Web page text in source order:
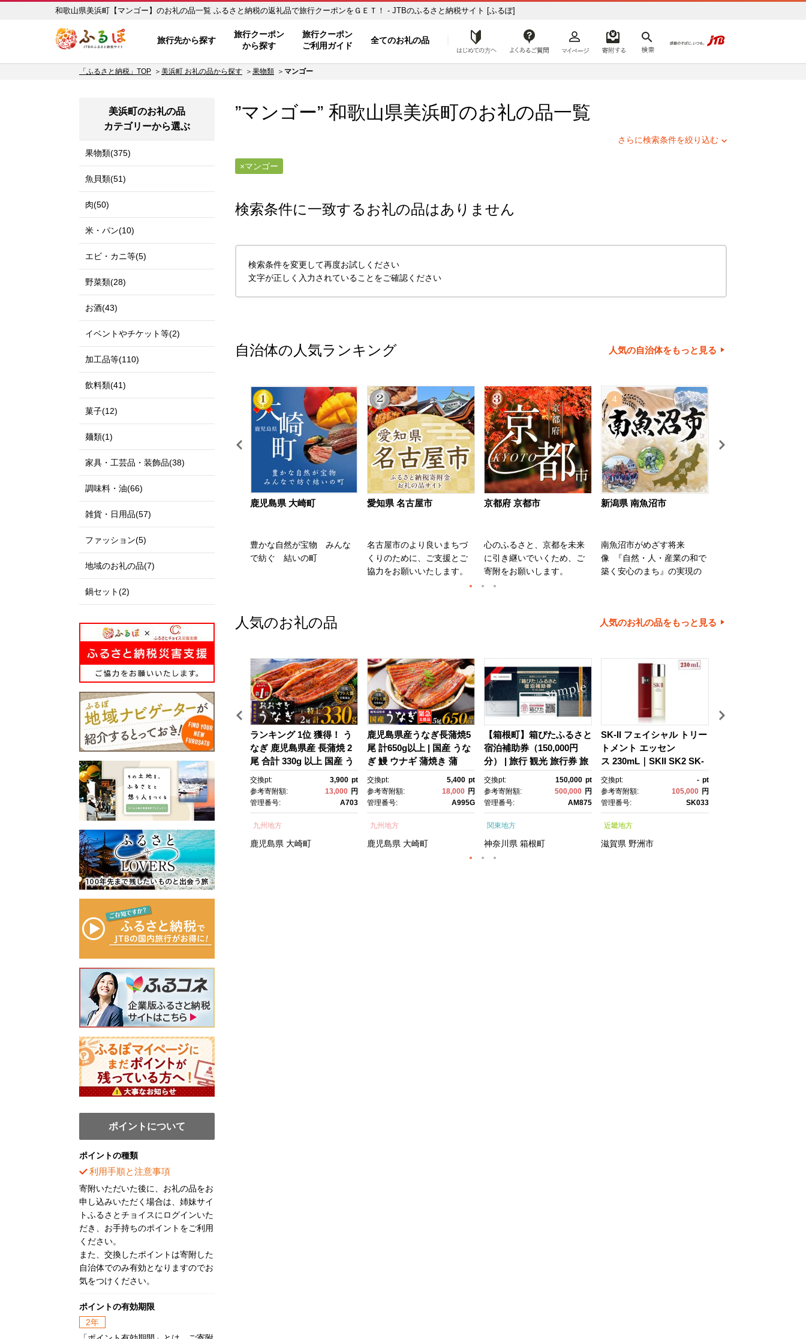
和歌山県美浜町【マンゴー】のお礼の品一覧 ふるさと納税の返礼品で旅行クーポンをＧＥＴ！ - JTBのふるさと納税サイト [ふるぽ]
旅行先から探す
旅行クーポン
から探す
旅行クーポン
ご利用ガイド
全てのお礼の品 はじめての方へ
「ふるさと納税」TOP 美浜町 お礼の品から探す 果物類 マンゴー
”マンゴー” 和歌山県美浜町のお礼の品一覧
さらに検索条件を絞り込む
マンゴー
検索条件に一致するお礼の品はありません
検索条件を変更して再度お試しください
文字が正しく入力されていることをご確認ください
自治体の人気ランキング 人気の自治体をもっと見る
私たちのまち北栄町は、鳥
口約14,000人の町です。
松の景色が美しい北条砂丘
を望む黒ぼく地帯の丘陵地
があり、豊かな自然に囲ま
この豊かな自然環境を生か
し、スイカ、ぶどう、らっ
きょう、長芋などさまざま
な魅力ある農産物が生み出
また、漫画「名探偵コナ
ン」の作者である青山剛昌
に「名探偵コナン」の装飾
が施されたコナン駅（JR由
良駅）や青山氏の思い出の
所蔵物や作品が展示された
青山剛昌ふるさと館をはじ
め、駅から青山剛昌ふるさ
と館までの約1.4kmを「コナ
ン通り」と名付け、キャラ
クターのブロンズ像やカラ
ーオブジェが点在するなど
「名探偵コナンに会えるま
ち」づくりを進めていま
町を応援していただけるみ
まちづくりを進めていきま
みなさまの応援をよろしく
12
島根県 出雲市
出雲市は、「神話の國出
とともに、出雲大社、荒神
豊かな自然に恵まれた地域
です。
「元気な出雲、活力のある
出雲、笑顔の絶えない出
雲」をモットーに、全国に
誇れる都市づくり、愛着と
誇りが持てる故郷づくりを
展開しています。
出雲市では、出雲市の発展
を願う郷土出身の方々や、
く全国のみなさまから、広
く寄附を募っています。
いただいたご寄附は「日本
の心のふるさと出雲応援基
金」に積み立て、次年度以
降に、指定された使途に基
づき、出雲の観光や産業、
福祉、教育、環境など幅広
い分野の事業に活用させて
いただきます。
このふるさと寄附をきっか
けに、全国のみなさまとた
くさんのご縁を結びたいと
願っています。ぜひ、この
支援をよろしくお願いいた
します。
鹿児島県 大崎町
豊かな自然が宝物 みんな
で紡ぐ 結いの町
愛知県 名古屋市
名古屋市のより良いまちづ
くりのために、ご支援とご
協力をお願いいたします。
京都府 京都市
心のふるさと、京都を未来
に引き継いでいくため、ご
寄附をお願いします。
4
新潟県 南魚沼市
南魚沼市がめざす将来
像 『自然・人・産業の和で
築く安心のまち』の実現の
す。
人気のお礼の品 人気のお礼の品をもっと見る
【先行予約】梨 新甘泉
（しんかんせん）
5kg（JA）※2026年8月中
旬～9月上旬頃に順次発送
予定【梨 なし ナシ 新甘
泉 フルーツ 果物 鳥取
県 北栄町 おすすめ 人気】
-
22,000
AT003
【シックスセンシズ 京
都】ホテル宿泊ギフト券5
万円分×6枚セット(ホテル
の宿泊、レストラン等で使
用可)［ 京都 東山 源氏物
語の世界観 庭園 隠れ家 ホ
テル 宿泊 ギフト券 割引
券 人気 おすすめ ホテ
ル 宿泊 旅行 観光 グル
メ ふるさと納税 ］
交換pt:
参考寄附額:
1,000,000
管理番号:
京都府 京都市
ランキング 1位 獲得！ う
なぎ 鹿児島県産 長蒲焼 2
尾 合計 330g 以上 国産 う
なぎ 鰻 ウナギ 蒲焼き 蒲
焼 かばやき 魚 魚介 魚
貝 海鮮 うな重 ひつまぶ
気 おすすめ 鹿児島県 大崎
町 大隅半島 A703
交換pt: 3,900 pt
参考寄附額:
13,000 円
管理番号:
A703
九州地方
鹿児島県 大崎町
鹿児島県産うなぎ長蒲焼5
尾 計650g以上 | 国産 うな
ぎ 鰻 ウナギ 蒲焼き 蒲
焼 かばやき unagi うなぎ
蒲焼 土用丑の日 土用の丑
の日 丑の日 魚 魚介 魚
り ギフト 人気 おすす
め 鹿児島県 大崎町 大隅半
交換pt: 5,400 pt
参考寄附額:
18,000 円
管理番号:
A995G
九州地方
鹿児島県 大崎町
【箱根町】箱ぴたふるさと
宿泊補助券（150,000円
分） | 旅行 観光 旅行券 旅
行クーポン クーポン 箱根
町ふるさと納税 神奈川県
ふるさと納税 神奈川県 箱
交換pt: 150,000 pt
参考寄附額:
500,000 円
管理番号:
AM875
関東地方
神奈川県 箱根町
SK-II フェイシャル トリー
トメント エッセン
ス 230mL｜SKII SK2 SK-
2 SK エスケーツー エスケ
ーツ エスケｰ ピテラ スキ
ンケア 化粧品 ｺｽﾒ フェイ
センス フェイシャルトリ
ートメント トリートメン
交換pt: - pt
参考寄附額:
105,000 円
管理番号:
SK033
近畿地方
滋賀県 野洲市
美浜町のお礼の品
カテゴリーから選ぶ
果物類(375)
魚貝類(51)
肉(50)
米・パン(10)
エビ・カニ等(5)
野菜類(28)
お酒(43)
イベントやチケット等(2)
加工品等(110)
飲料類(41)
菓子(12)
麺類(1)
家具・工芸品・装飾品(38)
調味料・油(66)
雑貨・日用品(57)
ファッション(5)
地域のお礼の品(7)
鍋セット(2)
ポイントについて
ポイントの種類
利用手順と注意事項
寄附いただいた後に、お礼の品をお
申し込みいただく場合は、姉妹サイ
トふるさとチョイスにログインいた
だき、お手持ちのポイントをご利用
ください。
また、交換したポイントは寄附した
自治体でのみ有効となりますのでお
気をつけください。
ポイントの有効期限
2年